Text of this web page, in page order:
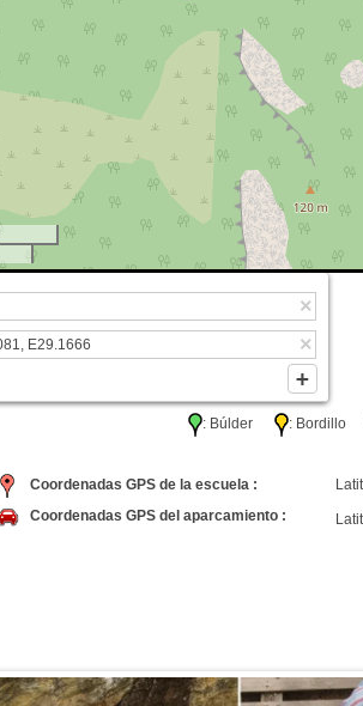
: Búlder :
Coordenadas GPS de la escuela :
Coordenadas GPS del aparcamiento :